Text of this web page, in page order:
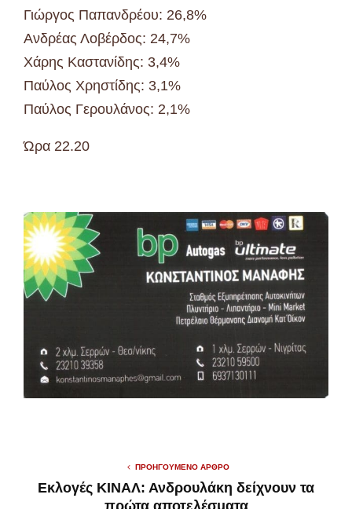
Γιώργος Παπανδρέου: 26,8%
Ανδρέας Λοβέρδος: 24,7%
Χάρης Καστανίδης: 3,4%
Παύλος Χρηστίδης: 3,1%
Παύλος Γερουλάνος: 2,1%
Ώρα 22.20
ΠΡΟΗΓΟΎΜΕΝΟ ΆΡΘΡΟ
Εκλογές ΚΙΝΑΛ: Ανδρουλάκη δείχνουν τα
πρώτα αποτελέσματα